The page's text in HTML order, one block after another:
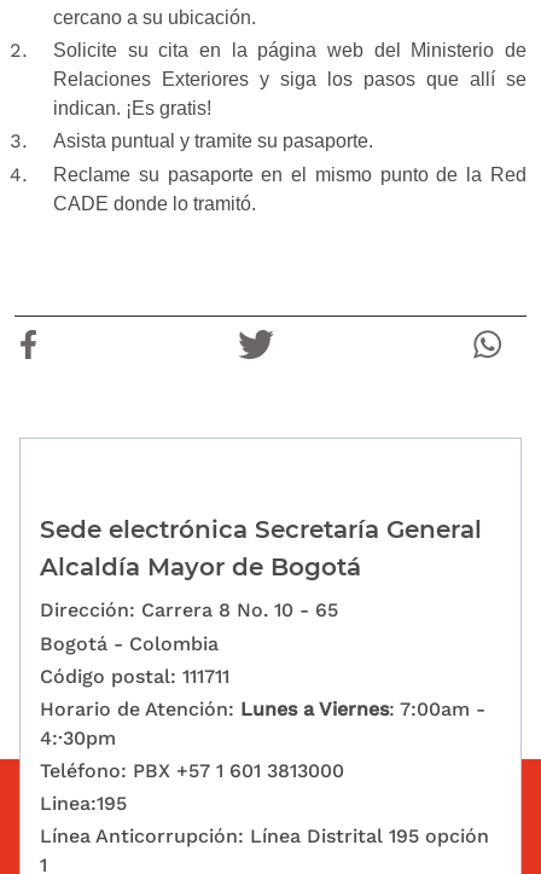
cercano a su ubicación.
Solicite su cita en la página web del Ministerio de
Relaciones Exteriores y siga los pasos que allí se
indican. ¡Es gratis!
Asista puntual y tramite su pasaporte.
Reclame su pasaporte en el mismo punto de la Red
CADE donde lo tramitó.
Sede electrónica Secretaría General
Alcaldía Mayor de Bogotá
Dirección: Carrera 8 No. 10 - 65
Bogotá - Colombia
Código postal: 111711
Horario de Atención: Lunes a Viernes: 7:00am -
4:·30pm
Teléfono: PBX +57 1 601 3813000
Linea:195
Línea Anticorrupción: Línea Distrital 195 opción
1